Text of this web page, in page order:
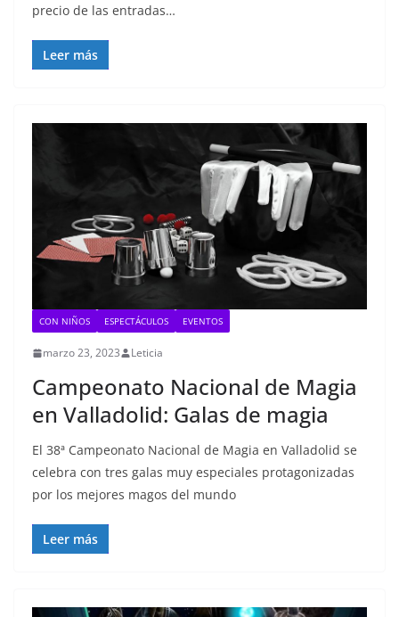
precio de las entradas…
Leer más
CON NIÑOS ESPECTÁCULOS EVENTOS
marzo 23, 2023 Leticia
Campeonato Nacional de Magia
en Valladolid: Galas de magia
El 38ª Campeonato Nacional de Magia en Valladolid se
celebra con tres galas muy especiales protagonizadas
por los mejores magos del mundo
Leer más